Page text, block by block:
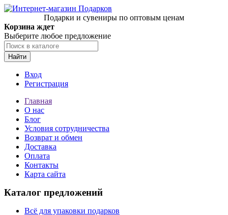
Подарки и сувениры по оптовым ценам
Корзина ждет
Выберите любое предложение
Найти
Вход
Регистрация
Главная
О нас
Блог
Условия сотрудничества
Возврат и обмен
Доставка
Оплата
Контакты
Карта сайта
Каталог предложений
Всё для упаковки подарков